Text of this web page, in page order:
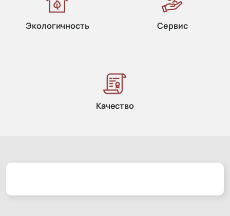
Экологичность Сервис
Качество